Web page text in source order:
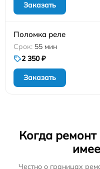
Заказать
Поломка реле
55 мин
2 350 ₽
Заказать
Когда
Честно о границах